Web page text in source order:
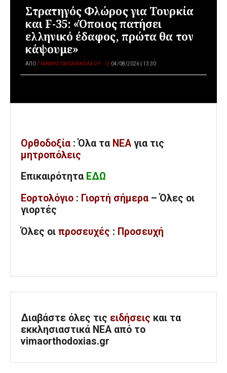
Στρατηγός Φλώρος για Τουρκία
και F-35: «Όποιος πατήσει
ελληνικό έδαφος, πρώτα θα τον
κάψουμε»
ΑΠΌ ΓΙΆΝΝΗΣ ΠΑΠΑΝΙΚΟΛΆΟΥ 04/08/2026 | 13:30
Ορθοδοξία : Όλα τα ΝΕΑ για τις
μητροπόλεις
Επικαιρότητα ΕΔΩ
Εορτολόγιο : Γιορτή σήμερα – Όλες οι
γιορτές
Όλες οι προσευχές : Προσευχή
Διαβάστε όλες τις ειδήσεις και τα
εκκλησιαστικά ΝΕΑ από το
vimaorthodoxias.gr